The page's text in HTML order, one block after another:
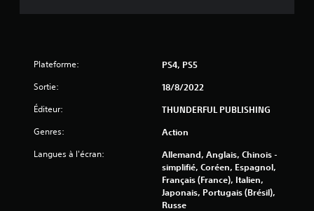
5
7
4
Plateforme: PS4, PS5
Sortie: 18/8/2022
Éditeur: THUNDERFUL PUBLISHING
Genres: Action
Langues à l'écran:
Allemand, Anglais, Chinois -
simplifié, Coréen, Espagnol,
Français (France), Italien,
Japonais, Portugais (Brésil),
Russe